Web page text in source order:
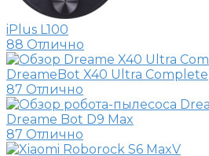
iPlus L100
88 Отлично
DreameBot X40 Ultra Complete
87 Отлично
Dreame Bot D9 Max
87 Отлично